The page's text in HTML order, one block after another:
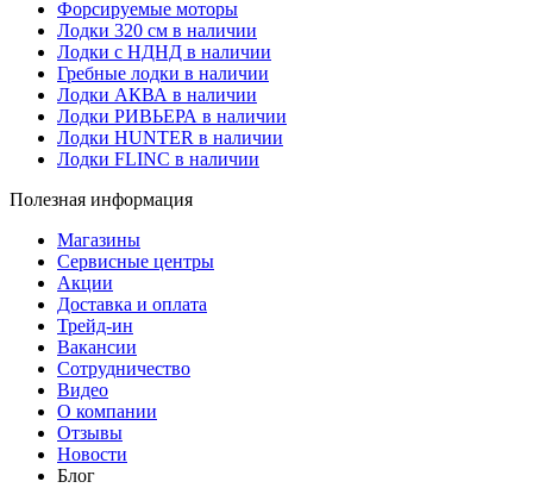
Форсируемые моторы
Лодки 320 см в наличии
Лодки с НДНД в наличии
Гребные лодки в наличии
Лодки АКВА в наличии
Лодки РИВЬЕРА в наличии
Лодки HUNTER в наличии
Лодки FLINC в наличии
Полезная информация
Магазины
Сервисные центры
Акции
Доставка и оплата
Трейд-ин
Вакансии
Сотрудничество
Видео
О компании
Отзывы
Новости
Блог